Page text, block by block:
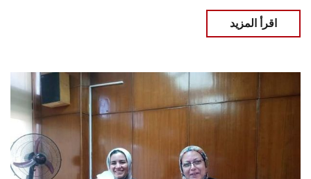
اقرأ المزيد